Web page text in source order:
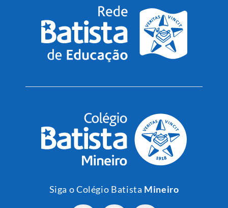
Siga o Colégio Batista Mineiro